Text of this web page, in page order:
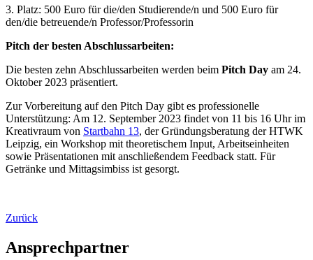
3. Platz: 500 Euro für die/den Studierende/n und 500 Euro für
den/die betreuende/n Professor/Professorin
Pitch der besten Abschlussarbeiten:
Die besten zehn Abschlussarbeiten werden beim Pitch Day am 24.
Oktober 2023 präsentiert.
Zur Vorbereitung auf den Pitch Day gibt es professionelle
Unterstützung: Am 12. September 2023 findet von 11 bis 16 Uhr im
Kreativraum von Startbahn 13, der Gründungsberatung der HTWK
Leipzig, ein Workshop mit theoretischem Input, Arbeitseinheiten
sowie Präsentationen mit anschließendem Feedback statt. Für
Getränke und Mittagsimbiss ist gesorgt.
Zurück
Ansprechpartner